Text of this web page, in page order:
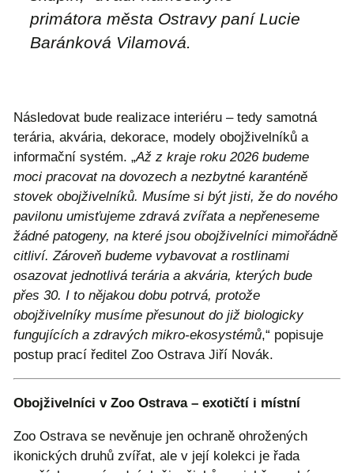
primátora města Ostravy paní Lucie
Baránková Vilamová.
Následovat bude realizace interiéru – tedy samotná
terária, akvária, dekorace, modely obojživelníků a
informační systém. „Až z kraje roku 2026 budeme
moci pracovat na dovozech a nezbytné karanténě
stovek obojživelníků. Musíme si být jisti, že do nového
pavilonu umisťujeme zdravá zvířata a nepřeneseme
žádné patogeny, na které jsou obojživelníci mimořádně
citliví. Zároveň budeme vybavovat a rostlinami
osazovat jednotlivá terária a akvária, kterých bude
přes 30. I to nějakou dobu potrvá, protože
obojživelníky musíme přesunout do již biologicky
fungujících a zdravých mikro-ekosystémů,“ popisuje
postup prací ředitel Zoo Ostrava Jiří Novák.
Obojživelníci v Zoo Ostrava – exotičtí i místní
Zoo Ostrava se nevěnuje jen ochraně ohrožených
ikonických druhů zvířat, ale v její kolekci je řada